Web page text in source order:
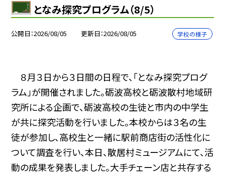
となみ探究プログラム（8/5）
公開日 2026/08/05 更新日 2026/08/05 学校の様子
８月３日から３日間の日程で、「となみ探究プログ
ラム」が開催されました。砺波高校と砺波散村地域研
究所による企画で、砺波高校の生徒と市内の中学生
が共に探究活動を行いました。本校からは３名の生
徒が参加し、高校生と一緒に駅前商店街の活性化に
ついて調査を行い、本日、散居村ミュージアムにて、活
動の成果を発表しました。大手チェーン店と共存する